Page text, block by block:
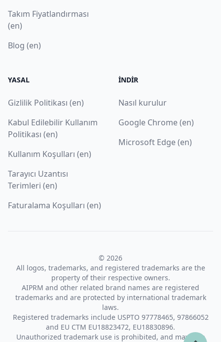
Takım Fiyatlandırması
(en)
Blog (en)
YASAL
Gizlilik Politikası (en)
Kabul Edilebilir Kullanım
Politikası (en)
Kullanım Koşulları (en)
Tarayıcı Uzantısı
Terimleri (en)
Faturalama Koşulları (en)
İNDIR
Nasıl kurulur
Google Chrome (en)
Microsoft Edge (en)
© 2026
All logos, trademarks, and registered trademarks are the
property of their respective owners.
AIPRM and other related brand names are registered
trademarks and are protected by international trademark
laws.
Registered trademarks include USPTO 97778465, 97866052
and EU CTM EU18823472, EU18830896.
Unauthorized trademark use is prohibited, and may be a